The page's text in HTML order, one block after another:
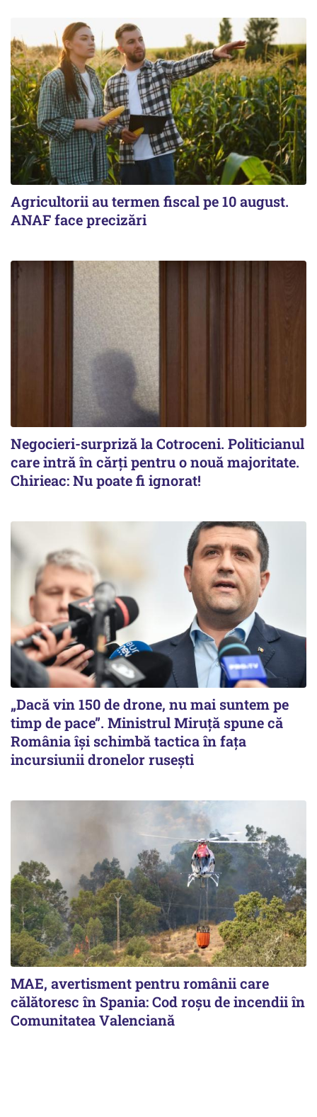
Agricultorii au termen fiscal pe 10 august.
ANAF face precizări
Negocieri-surpriză la Cotroceni. Politicianul
care intră în cărți pentru o nouă majoritate.
Chirieac: Nu poate fi ignorat!
„Dacă vin 150 de drone, nu mai suntem pe
timp de pace”. Ministrul Miruţă spune că
România își schimbă tactica în fața
incursiunii dronelor rusești
MAE, avertisment pentru românii care
călătoresc în Spania: Cod roșu de incendii în
Comunitatea Valenciană